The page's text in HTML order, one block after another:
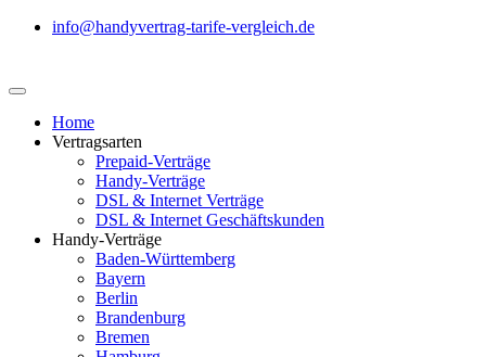
info@handyvertrag-tarife-vergleich.de
Home
Vertragsarten
Prepaid-Verträge
Handy-Verträge
DSL & Internet Verträge
DSL & Internet Geschäftskunden
Handy-Verträge
Baden-Württemberg
Bayern
Berlin
Brandenburg
Bremen